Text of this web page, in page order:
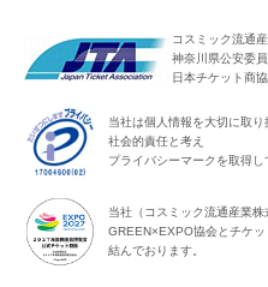
コスミック流通
神奈川県公安委
日本チケット商
当社は個人情報を大切に取り
社会的責任と考え
プライバシーマークを取得し
当社（コスミック流通産業株
GREEN×EXPO協会とチケッ
結んでおります。